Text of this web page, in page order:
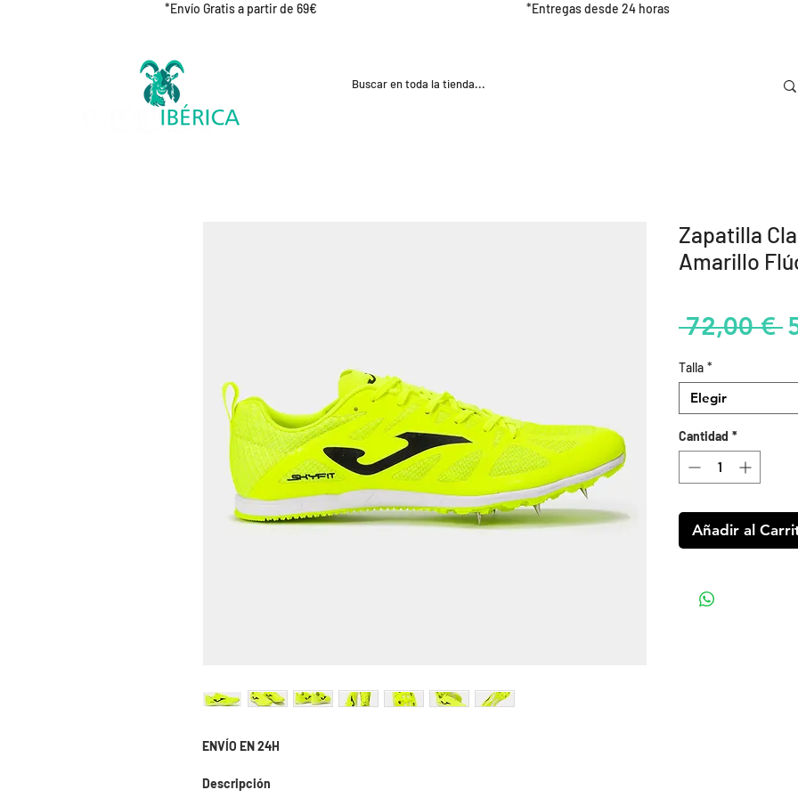
*Envío Gratis a partir de 69€ *Entregas desde 24 horas
ENVÍO EN 24H
Descripción
Zapatilla
Amarillo
72,00 €
Talla *
Elegir
Cantidad *
Añadir al